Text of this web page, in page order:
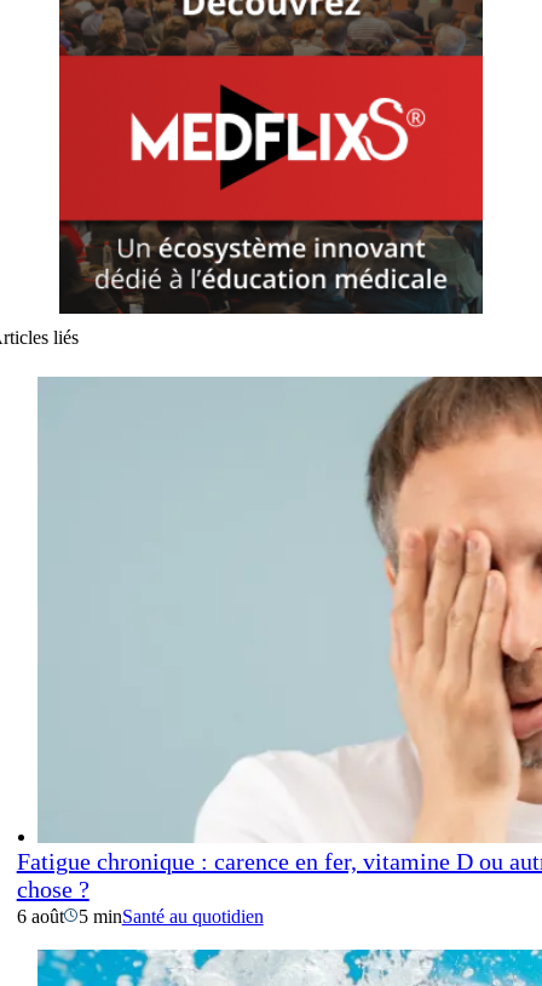
liés
Fatigue chronique : carence en fer, vitamine D ou
chose ?
6 août 5 minSanté au quotidien